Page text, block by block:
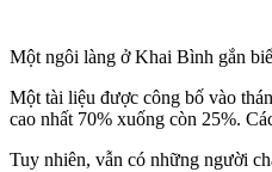
Một ngôi làng ở Khai Bình gắn
Một tài liệu được công bố vào
cao nhất 70% xuống còn 25%.
Tuy nhiên, vẫn có những người